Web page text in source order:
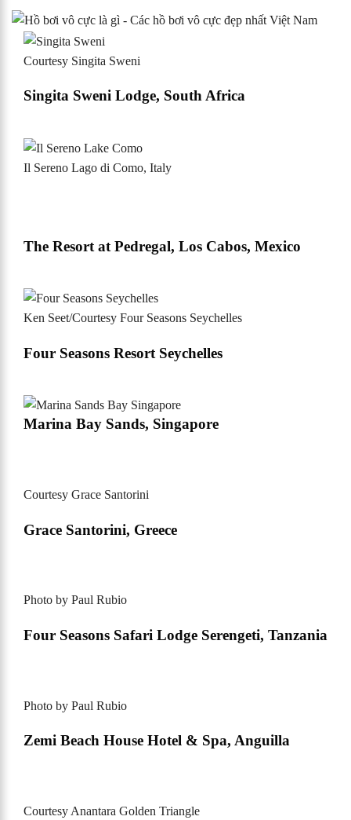
Courtesy Singita Sweni
Singita Sweni Lodge, South Africa
Il Sereno Lago di Como, Italy
The Resort at Pedregal, Los Cabos, Mexico
Ken Seet/Courtesy Four Seasons Seychelles
Four Seasons Resort Seychelles
Marina Bay Sands, Singapore
Courtesy Grace Santorini
Grace Santorini, Greece
Photo by Paul Rubio
Four Seasons Safari Lodge Serengeti, Tanzania
Photo by Paul Rubio
Zemi Beach House Hotel & Spa, Anguilla
Courtesy Anantara Golden Triangle